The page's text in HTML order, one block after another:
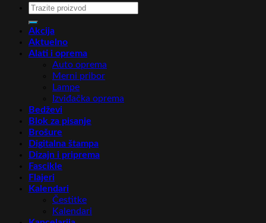
Pretraga
Akcija
Aktuelno
Alati i oprema
Auto oprema
Merni pribor
Lampe
Izviđačka oprema
Bedževi
Blok za pisanje
Brošure
Digitalna štampa
Dizajn i priprema
Fascikle
Flajeri
Kalendari
Čestitke
Kalendari